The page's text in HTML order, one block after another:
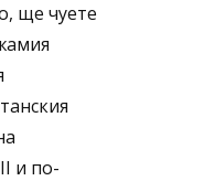
ще чуете
и по-